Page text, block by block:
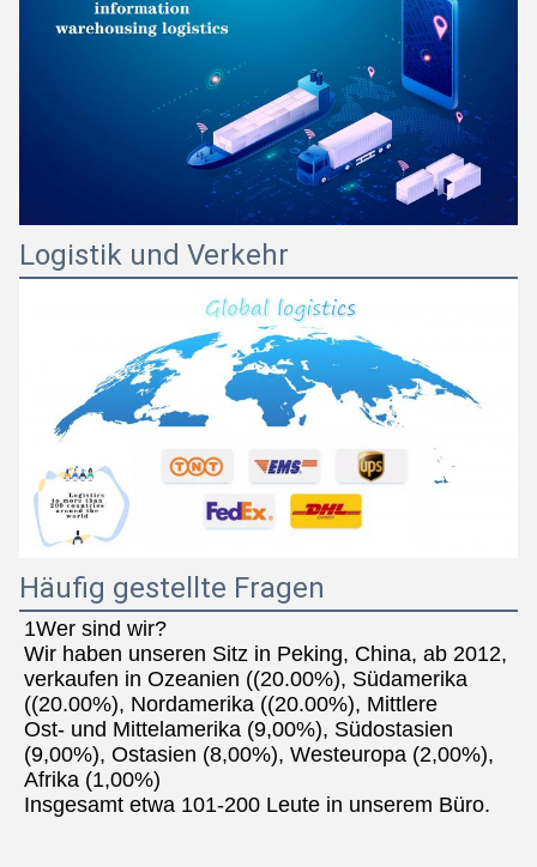
Logistik und Verkehr
Häufig gestellte Fragen
1Wer sind wir?
Wir haben unseren Sitz in Peking, China, ab 2012,
verkaufen in Ozeanien ((20.00%), Südamerika
((20.00%), Nordamerika ((20.00%), Mittlere
Ost- und Mittelamerika (9,00%), Südostasien
(9,00%), Ostasien (8,00%), Westeuropa (2,00%),
Afrika (1,00%)
Insgesamt etwa 101-200 Leute in unserem Büro.